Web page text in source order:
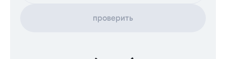
проверить